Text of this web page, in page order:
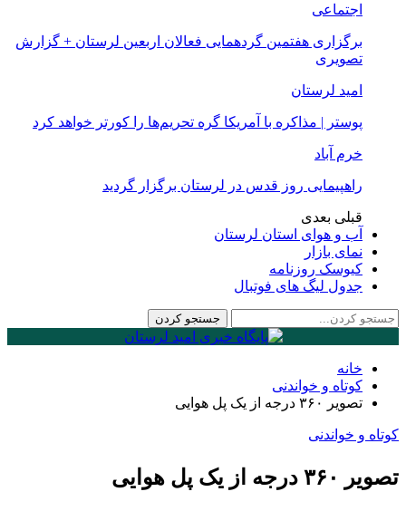
اجتماعی
برگزاری هفتمین گردهمایی فعالان اربعین لرستان + گزارش
تصویری
امید لرستان
پوستر | مذاکره با آمریکا گره تحریم‌ها را کورتر خواهد کرد
خرم آباد
راهپیمایی روز قدس در لرستان برگزار گردید
قبلی بعدی
آب و هوای استان لرستان
نمای بازار
کیوسک روزنامه
جدول لیگ های فوتبال
خانه
کوتاه و خواندنی
تصویر ۳۶۰ درجه از یک پل هوایی
کوتاه و خواندنی
تصویر ۳۶۰ درجه از یک پل هوایی